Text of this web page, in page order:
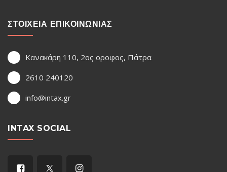
ΣΤΟΙΧΕΙΑ ΕΠΙΚΟΙΝΩΝΙΑΣ
Κανακάρη 110, 2ος οροφος, Πάτρα
2610 240120
info@intax.gr
INTAX SOCIAL